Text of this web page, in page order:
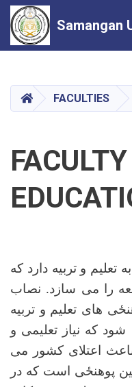
Samangan
HOMEFACULTIES
و تربیه دارد که
را می‌ سازد. نصاب
های تعلیم و تربیه
که نیاز تعلیمی و
اعتلای کشور می‌
پوهنځی است که در